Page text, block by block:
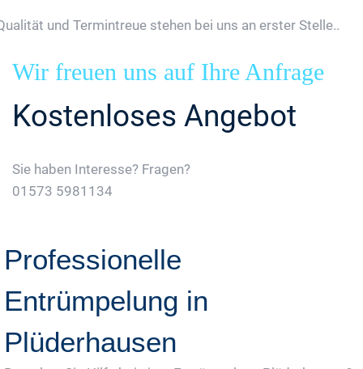
und Termintreue stehen bei uns an erster Stelle..
Wir freuen uns auf Ihre Anfrage
Kostenloses Angebot
Sie haben Interesse? Fragen?
01573 5981134
Professionelle
Entrümpelung in
Plüderhausen